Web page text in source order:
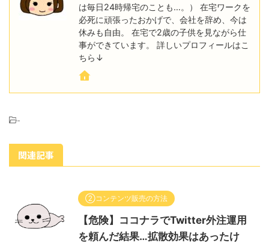
は毎日24時帰宅のことも…。） 在宅ワークを
必死に頑張ったおかげで、会社を辞め、今は
休みも自由。 在宅で2歳の子供を見ながら仕
事ができています。 詳しいプロフィールはこ
ちら↓
-
関連記事
②コンテンツ販売の方法
【危険】ココナラでTwitter外注運用
を頼んだ結果…拡散効果はあったけ